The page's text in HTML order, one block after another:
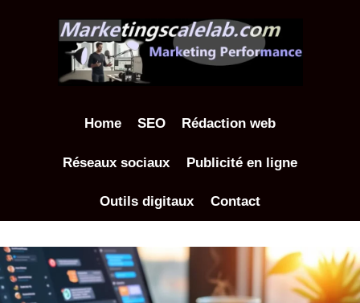
Home SEO Rédaction web
Réseaux sociaux Publicité en ligne
Outils digitaux Contact